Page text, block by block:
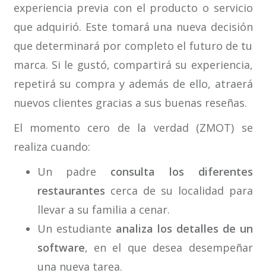
experiencia previa con el producto o servicio
que adquirió. Este tomará una nueva decisión
que determinará por completo el futuro de tu
marca. Si le gustó, compartirá su experiencia,
repetirá su compra y además de ello, atraerá
nuevos clientes gracias a sus buenas reseñas.
El momento cero de la verdad (ZMOT) se
realiza cuando:
Un padre consulta los diferentes
restaurantes cerca de su localidad para
llevar a su familia a cenar.
Un estudiante analiza los detalles de un
software, en el que desea desempeñar
una nueva tarea.